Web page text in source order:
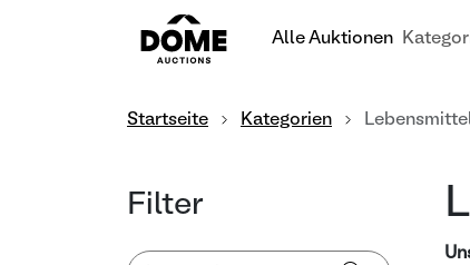
Alle Auktionen
Startseite Kategorien
Filter